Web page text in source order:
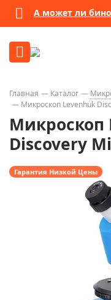
А может ли
Главная Каталог
Микроскоп Levenhuk
Микроскоп
Discovery
Гарантия Низкой Цены